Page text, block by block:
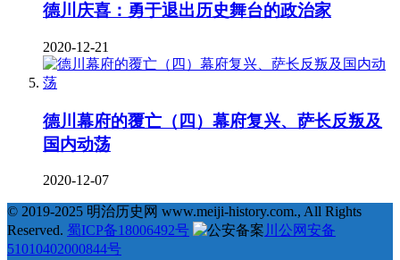
德川庆喜：勇于退出历史舞台的政治家
2020-12-21
德川幕府的覆亡（四）幕府复兴、萨长反叛及
国内动荡
2020-12-07
© 2019-2025 明治历史网 www.meiji-history.com., All Rights
Reserved. 蜀ICP备18006492号
川公网安备
51010402000844号